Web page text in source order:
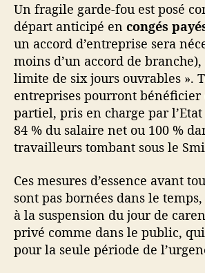
Un fragile garde-fou est posé
départ anticipé en congés
un accord d’entreprise sera
moins d’un accord de
limite de six jours ouvrables ».
entreprises pourront bénéficier
partiel, pris en charge par
84 % du salaire net ou 100 %
travailleurs tombant sous le
Ces mesures d’essence avant
sont pas bornées dans le
à la suspension du jour de
privé comme dans le public,
pour la seule période de